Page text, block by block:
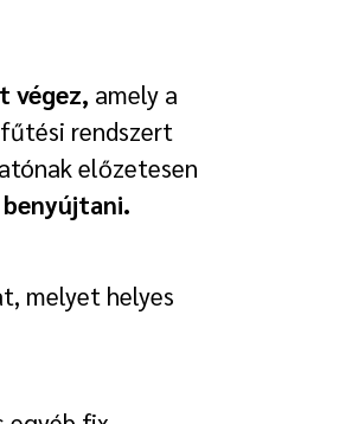
végez, amely a
rendszert
előzetesen
melyet helyes